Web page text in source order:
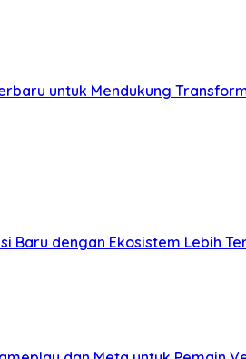
untuk Mendukung
Baru dengan Ekosistem Lebih